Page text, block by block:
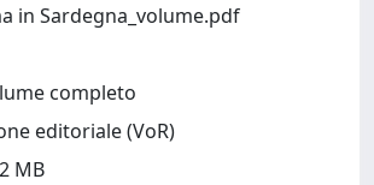
in Sardegna_volume.pdf
completo
editoriale (VoR)
MB